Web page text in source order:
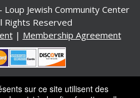
Jewish Community Center
Rights Reserved
| Membership Agreement
sur ce site utilisent des